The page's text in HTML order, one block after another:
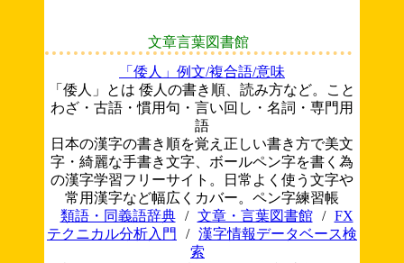
文章言葉図書館
「倭人」例文/複合語/意味
「倭人」とは 倭人の書き順、読み方など。こと
わざ・古語・慣用句・言い回し・名詞・専門用
語
日本の漢字の書き順を覚え正しい書き方で美文
字・綺麗な手書き文字、ボールペン字を書く為
の漢字学習フリーサイト。日常よく使う文字や
常用漢字など幅広くカバー。ペン字練習帳
類語・同義語辞典
/ 文章・言葉図書館 /
FX
テクニカル分析入門
/ 漢字情報データベース検
索